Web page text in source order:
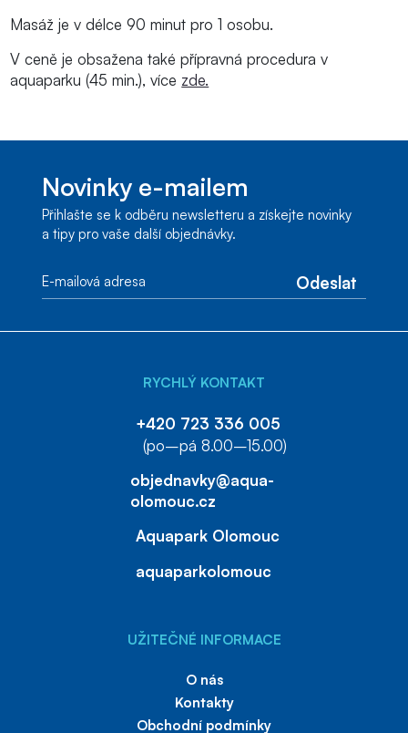
Masáž je v délce 90 minut pro 1 osobu.
V ceně je obsažena také přípravná procedura v
aquaparku (45 min.), více zde.
Novinky e-mailem
Přihlašte se k odběru newsletteru a získejte novinky
a tipy pro vaše další objednávky.
Odeslat
RYCHLÝ KONTAKT
+420 723 336 005
(po–pá 8.00–15.00)
objednavky@aqua-
olomouc.cz
Aquapark Olomouc
aquaparkolomouc
UŽITEČNÉ INFORMACE
O nás
Kontakty
Obchodní podmínky